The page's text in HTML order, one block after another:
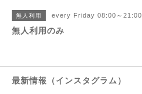
無人利用 every Friday 08:00～21:00
無人利用のみ
最新情報（インスタグラム）